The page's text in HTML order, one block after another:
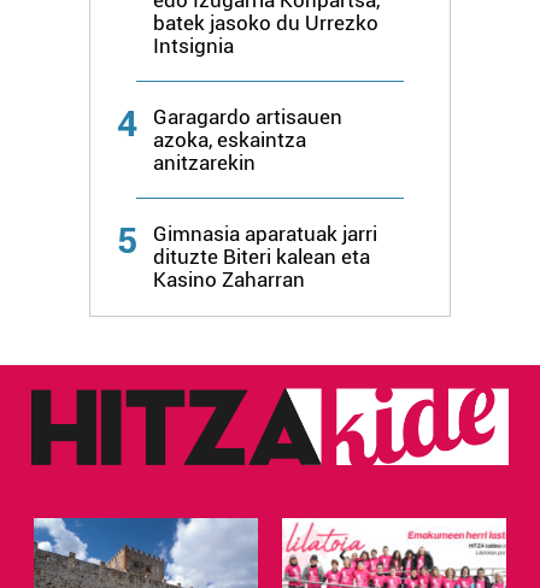
batek jasoko du Urrezko
Intsignia
4
Garagardo artisauen
azoka, eskaintza
anitzarekin
5
Gimnasia aparatuak jarri
dituzte Biteri kalean eta
Kasino Zaharran